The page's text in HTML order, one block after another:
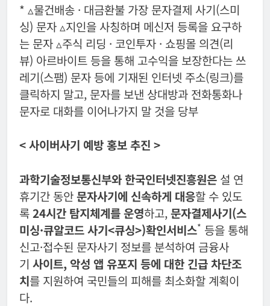
* ▵물건배송 · 대금환불 가장 문자결제 사기(스미
싱) 문자 ▵지인을 사칭하며 메신저 등록을 요구하
는 문자 ▵주식 리딩 · 코인투자 · 쇼핑몰 의견(리
뷰) 아르바이트 등을 통해 고수익을 보장한다는 쓰
레기(스팸) 문자 등에 기재된 인터넷 주소(링크)를
클릭하지 말고, 문자를 보낸 상대방과 전화통화나
문자로 대화를 이어나가지 말 것을 당부
<사이버사기 예방 홍보 추진 >
과학기술정보통신부와 한국인터넷진흥원은 설 연
휴기간 동안문자사기에 신속하게 대응할 수 있도
록24시간 탐지체계를 운영하고, 문자결제사기(스
미싱·큐알코드 사기<큐싱>)확인서비스* 등을 통해
신고·접수된 문자사기 정보를 분석하여 금융사
기 사이트, 악성 앱 유포지 등에 대한 긴급 차단조
치를 지원하여 국민들의 피해를 최소화할 계획이
다.